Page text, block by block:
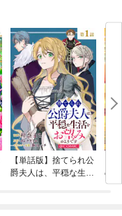
【単話版】捨てられ公
爵夫人は、平穏な生活
の
の？